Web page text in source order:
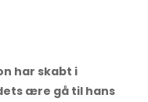
har skabt i
ære gå til hans